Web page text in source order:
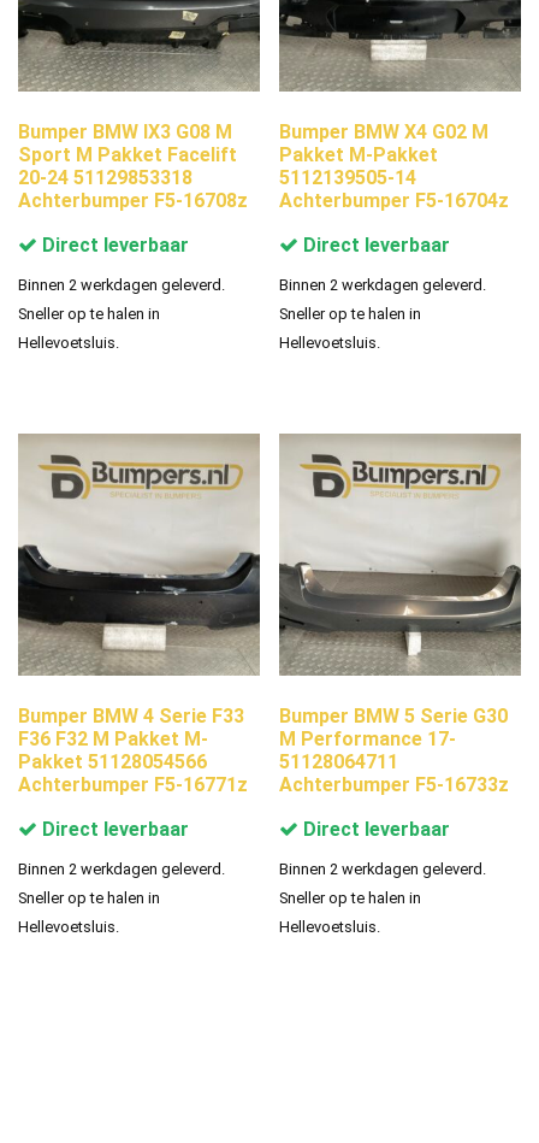
Bumper BMW IX3 G08 M
Sport M Pakket Facelift
20-24 51129853318
Achterbumper F5-16708z
Direct leverbaar
Binnen 2 werkdagen geleverd.
Sneller op te halen in
Hellevoetsluis.
Bumper BMW X4 G02 M
Pakket M-Pakket
5112139505-14
Achterbumper F5-16704z
Direct leverbaar
Binnen 2 werkdagen geleverd.
Sneller op te halen in
Hellevoetsluis.
Bumper BMW 4 Serie F33
F36 F32 M Pakket M-
Pakket 51128054566
Achterbumper F5-16771z
Direct leverbaar
Binnen 2 werkdagen geleverd.
Sneller op te halen in
Hellevoetsluis.
Bumper BMW 5 Serie G30
M Performance 17-
51128064711
Achterbumper F5-16733z
Direct leverbaar
Binnen 2 werkdagen geleverd.
Sneller op te halen in
Hellevoetsluis.